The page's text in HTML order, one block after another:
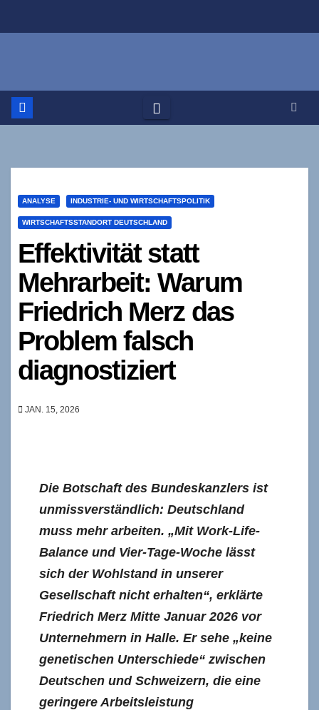
Inhalt
ANALYSE INDUSTRIE- UND WIRTSCHAFTSPOLITIK
WIRTSCHAFTSSTANDORT DEUTSCHLAND
Effektivität statt
Mehrarbeit: Warum
Friedrich Merz das
Problem falsch
diagnostiziert
JAN. 15, 2026
Die Botschaft des Bundeskanzlers ist
unmissverständlich: Deutschland
muss mehr arbeiten. „Mit Work-Life-
Balance und Vier-Tage-Woche lässt
sich der Wohlstand in unserer
Gesellschaft nicht erhalten“, erklärte
Friedrich Merz Mitte Januar 2026 vor
Unternehmern in Halle. Er sehe „keine
genetischen Unterschiede“ zwischen
Deutschen und Schweizern, die eine
geringere Arbeitsleistung